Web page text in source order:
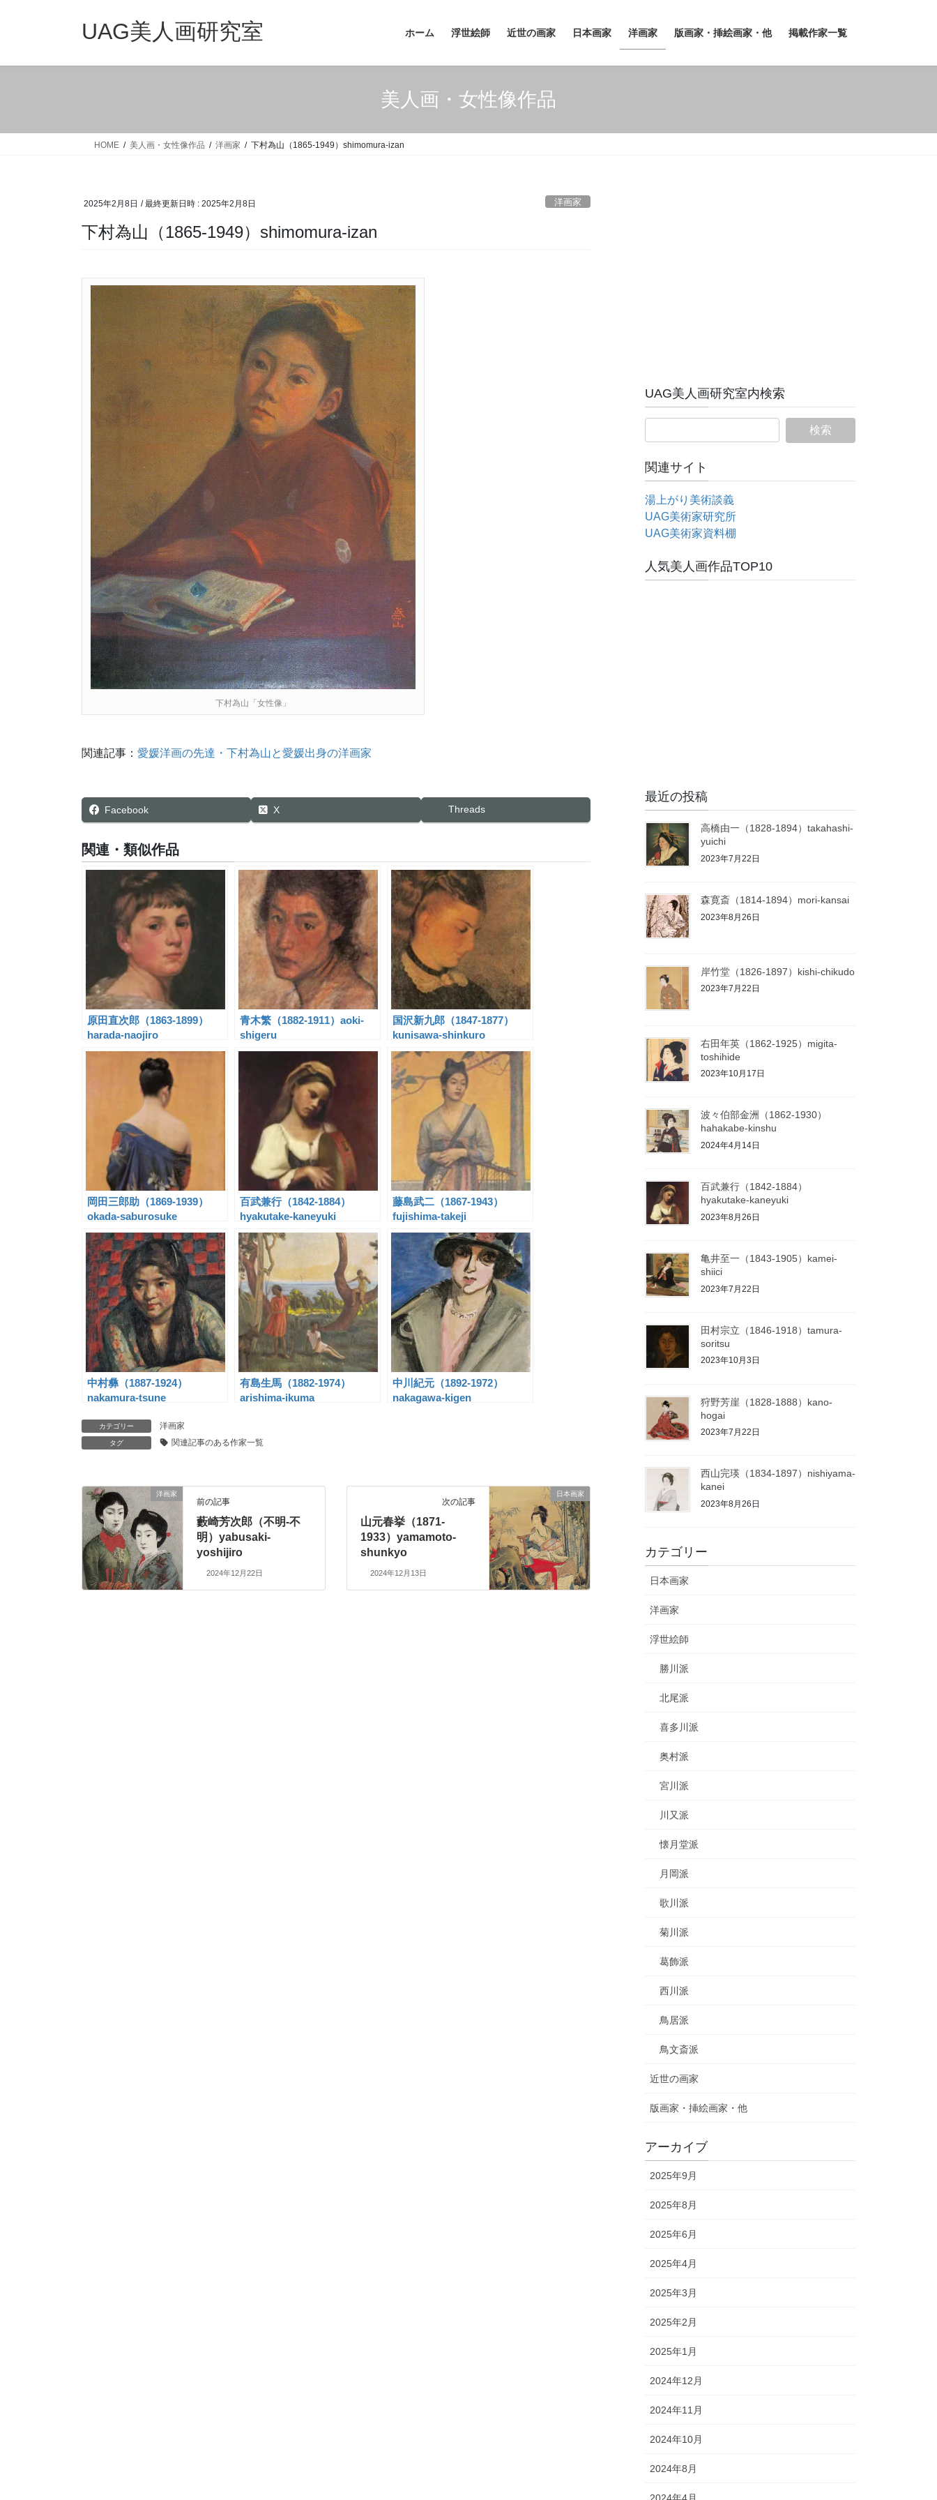
UAG美人画研究室 ホーム 浮世絵師 近世の画家 日本画家 洋画家 版画家・挿絵画家・他 掲載作家一覧
美人画・女性像作品
HOME 美人画・女性像作品 洋画家 下村為山（1865-1949）shimomura-izan
2025年2月8日 / 最終更新日時 : 2025年2月8日 洋画家
下村為山（1865-1949）shimomura-izan
下村為山「女性像」
関連記事： 愛媛洋画の先達・下村為山と愛媛出身の洋画家
Facebook X Threads
関連・類似作品
原田直次郎（1863-1899）
harada-naojiro
青木繁（1882-1911）aoki-
shigeru
国沢新九郎（1847-1877）
kunisawa-shinkuro
岡田三郎助（1869-1939）
okada-saburosuke
百武兼行（1842-1884）
hyakutake-kaneyuki
藤島武二（1867-1943）
fujishima-takeji
中村彝（1887-1924）
nakamura-tsune
有島生馬（1882-1974）
arishima-ikuma
中川紀元（1892-1972）
nakagawa-kigen
カテゴリー 洋画家
タグ 関連記事のある作家一覧
洋画家
前の記事
藪崎芳次郎（不明-不
明）yabusaki-
yoshijiro
2024年12月22日
日本画家
次の記事
山元春挙（1871-
1933）yamamoto-
shunkyo
2024年12月13日
UAG美人画研究室内検索
関連サイト
湯上がり美術談義
UAG美術家研究所
UAG美術家資料棚
人気美人画作品TOP10
最近の投稿
高橋由一（1828-1894）takahashi-
yuichi
2023年7月22日
森寛斎（1814-1894）mori-kansai
2023年8月26日
岸竹堂（1826-1897）kishi-chikudo
2023年7月22日
右田年英（1862-1925）migita-
toshihide
2023年10月17日
波々伯部金洲（1862-1930）
hahakabe-kinshu
2024年4月14日
百武兼行（1842-1884）
hyakutake-kaneyuki
2023年8月26日
亀井至一（1843-1905）kamei-
shiici
2023年7月22日
田村宗立（1846-1918）tamura-
soritsu
2023年10月3日
狩野芳崖（1828-1888）kano-
hogai
2023年7月22日
西山完瑛（1834-1897）nishiyama-
kanei
2023年8月26日
カテゴリー
日本画家
洋画家
浮世絵師
勝川派
北尾派
喜多川派
奥村派
宮川派
川又派
懐月堂派
月岡派
歌川派
菊川派
葛飾派
西川派
鳥居派
鳥文斎派
近世の画家
版画家・挿絵画家・他
アーカイブ
2025年9月
2025年8月
2025年6月
2025年4月
2025年3月
2025年2月
2025年1月
2024年12月
2024年11月
2024年10月
2024年8月